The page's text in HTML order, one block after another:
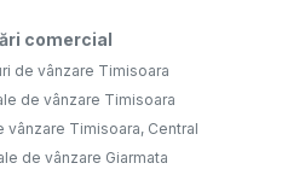
comercial
de vânzare Timisoara
de vânzare Timisoara
vânzare Timisoara, Central
de vânzare Giarmata